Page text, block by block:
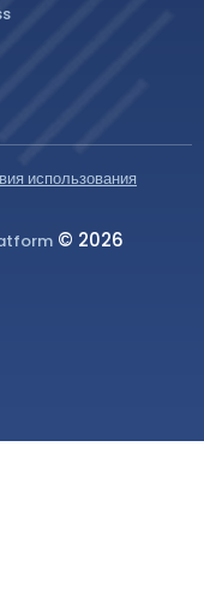
использования
© 2026